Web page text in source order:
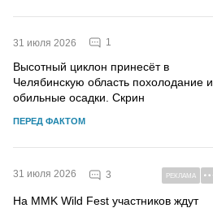
31 июля 2026 1
Высотный циклон принесёт в
Челябинскую область похолодание и
обильные осадки. Скрин
ПЕРЕД ФАКТОМ
31 июля 2026 3 РЕКЛАМА
На MMK Wild Fest участников ждут